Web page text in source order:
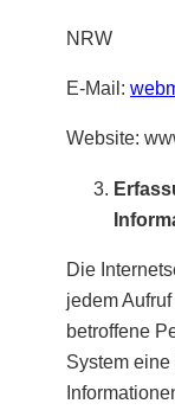
NRW
E-Mail:
Website:
Die
jedem
betroffene
System